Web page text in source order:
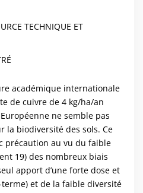
connaissances
et al. Etude et
pp. 71-92
TECHNIQUE ET
académique internationale
de cuivre de 4 kg/ha/an
ne semble pas
la biodiversité des sols. Ce
précaution au vu du faible
19) des nombreux biais
apport d’une forte dose et
terme) et de la faible diversité